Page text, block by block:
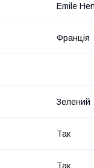
Emile
Франція
Зелений
Так
Так